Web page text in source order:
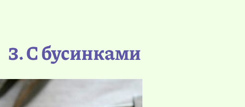
3. С бусинками